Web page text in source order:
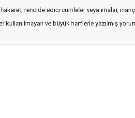
rencide edici cümleler veya imalar,
kullanılmayan ve büyük harflerle yazılmış